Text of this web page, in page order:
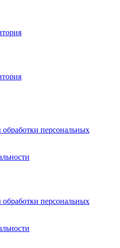
персональных
персональных